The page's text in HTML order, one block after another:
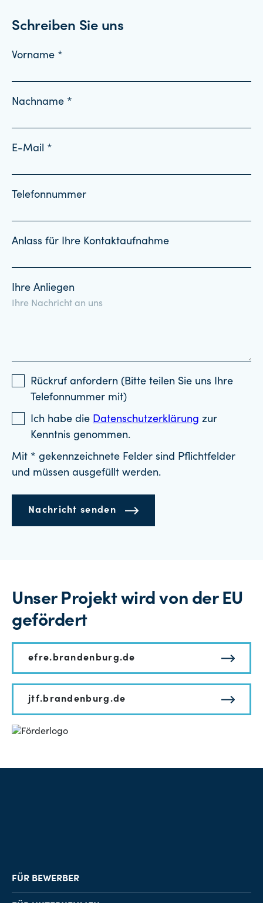
Schreiben Sie uns
Vorname *
Nachname *
E-Mail *
Telefonnummer
Anlass für Ihre Kontaktaufnahme
Ihre Anliegen
Rückruf anfordern (Bitte teilen Sie uns Ihre
Telefonnummer mit)
Ich habe die Datenschutzerklärung zur
Kenntnis genommen.
Mit * gekennzeichnete Felder sind Pflichtfelder
und müssen ausgefüllt werden.
Nachricht senden
Unser Projekt wird von der EU
gefördert
efre.brandenburg.de
jtf.brandenburg.de
FÜR BEWERBER
Job-Finder